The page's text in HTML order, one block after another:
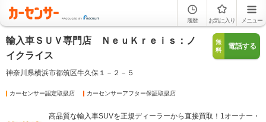
履歴 お気に入り メニュー
輸入車ＳＵＶ専門店 ＮｅｕＫｒｅｉｓ：ノ
イクライス
神奈川県横浜市都筑区牛久保１－２－５
無
料
電話する
カーセンサー認定取扱店 カーセンサーアフター保証取扱店
高品質な輸入車SUVを正規ディーラーから直接買取！1オーナー・